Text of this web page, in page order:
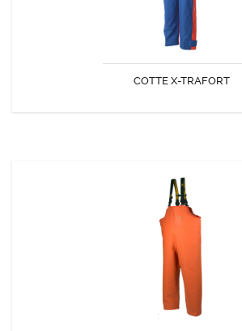
COTTE X-TRAFORT
COTTE A BRETELLES BAROSSA
Cotte à bretelles réversible et